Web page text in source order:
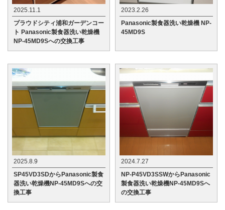
2025.11.1
プラウドシティ浦和ガーデンコー
ト Panasonic製食器洗い乾燥機
NP-45MD9Sへの交換工事
2023.2.26
Panasonic製食器洗い乾燥機 NP-
45MD9S
2025.8.9
SP45VD3SDからPanasonic製食
器洗い乾燥機NP-45MD9Sへの交
換工事
2024.7.27
NP-P45VD3SSWからPanasonic
製食器洗い乾燥機NP-45MD9Sへ
の交換工事